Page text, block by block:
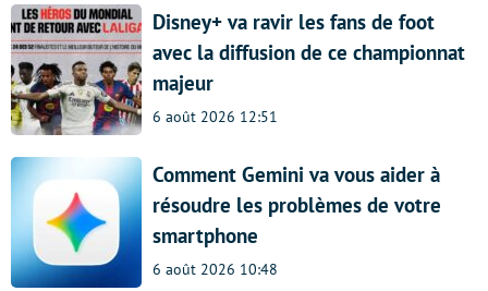
Disney+ va ravir les fans de foot
avec la diffusion de ce championnat
majeur
6 août 2026 12:51
Comment Gemini va vous aider à
résoudre les problèmes de votre
smartphone
6 août 2026 10:48